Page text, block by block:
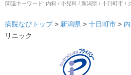
関連キーワード: 内科 / 小児科 / 新潟県 / 十日町市 /
病院なびトップ > 新潟県 > 十日町市 >
リニック